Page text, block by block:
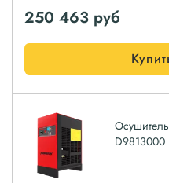
250 463 руб
D9813000